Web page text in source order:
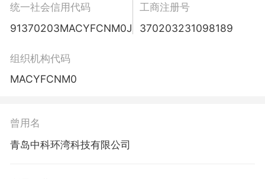
统一社会信用代码
91370203MACYFCNM0J
工商注册号
370203231098189
组织机构代码
MACYFCNM0
曾用名
青岛中科环湾科技有限公司